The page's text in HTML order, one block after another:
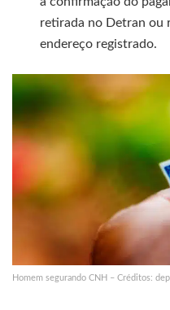
retirada no Detran ou
endereço registrado.
Homem segurando CNH – Créditos: